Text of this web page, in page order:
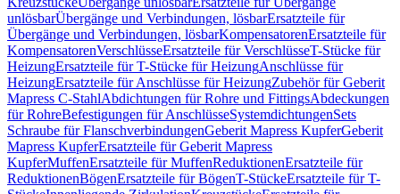
unlösbarÜbergänge und Verbindungen, lösbarErsatzteile für
Übergänge und Verbindungen, lösbarKompensatorenErsatzteile für
KompensatorenVerschlüsseErsatzteile für VerschlüsseT-Stücke für
HeizungErsatzteile für T-Stücke für HeizungAnschlüsse für
HeizungErsatzteile für Anschlüsse für HeizungZubehör für Geberit
Mapress C-StahlAbdichtungen für Rohre und FittingsAbdeckungen
für RohreBefestigungen für AnschlüsseSystemdichtungenSets
Schraube für FlanschverbindungenGeberit Mapress KupferGeberit
Mapress KupferErsatzteile für Geberit Mapress
KupferMuffenErsatzteile für MuffenReduktionenErsatzteile für
ReduktionenBögenErsatzteile für BögenT-StückeErsatzteile für T-